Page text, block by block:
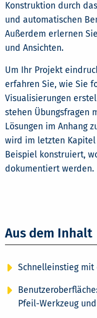
Konstruktion durch
und automatischen
Außerdem erlernen
und Ansichten.
Um Ihr Projekt
erfahren Sie, wie Sie
Visualisierungen
stehen Übungsfragen
Lösungen im Anhang
wird im letzten
Beispiel konstruiert,
dokumentiert werden.
Aus dem Inhalt
Schnelleinstieg
Pfeil-Werkzeug